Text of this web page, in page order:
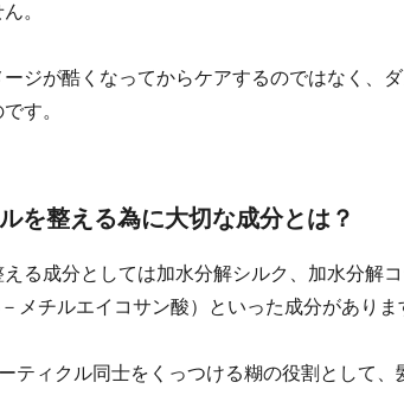
。
ジが酷くなってからケアするのではなく、
す。
を整える為に大切な成分とは？
る成分としては加水分解シルク、加水分解
メチルエイコサン酸）といった成分がありま
ティクル同士をくっつける糊の役割として